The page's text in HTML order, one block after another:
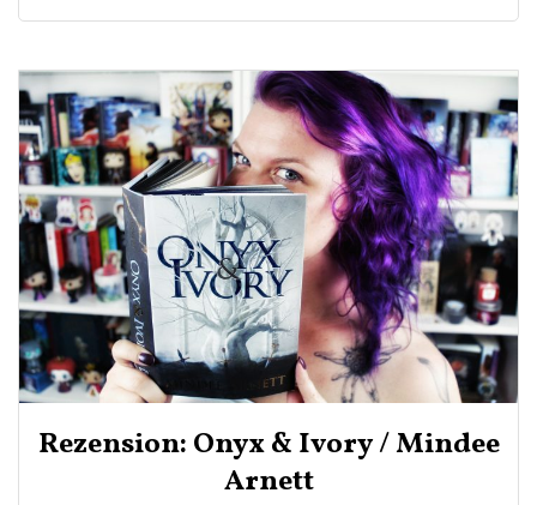
Rezension: Onyx & Ivory / Mindee
Arnett